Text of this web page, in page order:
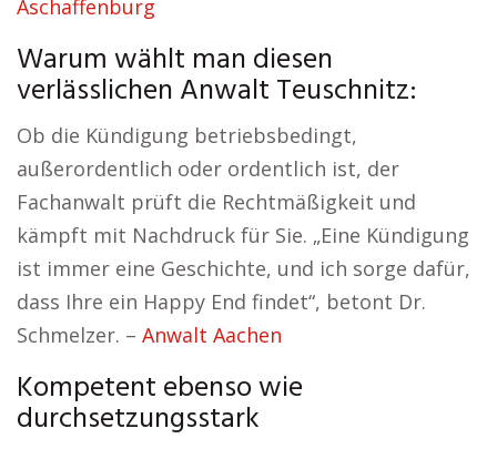
Aschaffenburg
Warum wählt man diesen
verlässlichen Anwalt Teuschnitz:
Ob die Kündigung betriebsbedingt,
außerordentlich oder ordentlich ist, der
Fachanwalt prüft die Rechtmäßigkeit und
kämpft mit Nachdruck für Sie. „Eine Kündigung
ist immer eine Geschichte, und ich sorge dafür,
dass Ihre ein Happy End findet“, betont Dr.
Schmelzer. – Anwalt Aachen
Kompetent ebenso wie
durchsetzungsstark